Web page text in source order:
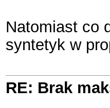
Natomiast co
syntetyk w
RE: Brak